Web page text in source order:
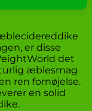
er disse
det
æblesmag
ren fornøjelse.
en solid